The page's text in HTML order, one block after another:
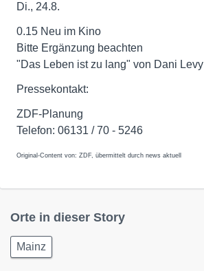
Di., 24.8.
0.15 Neu im Kino
Bitte Ergänzung beachten
"Das Leben ist zu lang" von Dani Levy
Pressekontakt:
ZDF-Planung
Telefon: 06131 / 70 - 5246
Original-Content von: ZDF, übermittelt durch news aktuell
Orte in dieser Story
Mainz